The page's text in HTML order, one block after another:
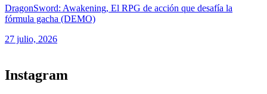
DragonSword: Awakening, El RPG de acción que desafía la
fórmula gacha (DEMO)
27 julio, 2026
Instagram